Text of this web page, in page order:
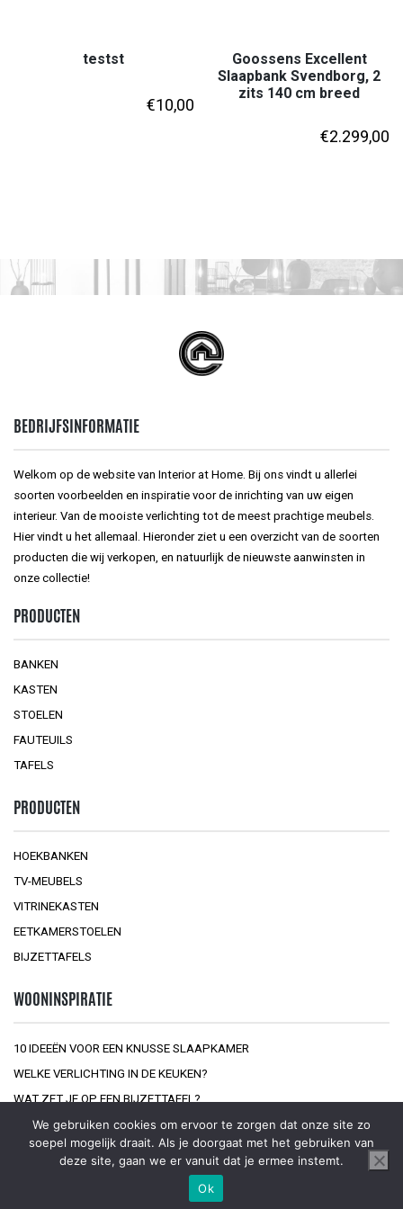
testst
€10,00
Goossens Excellent
Slaapbank Svendborg, 2
zits 140 cm breed
€2.299,00
BEDRIJFSINFORMATIE
Welkom op de website van Interior at Home. Bij ons vindt u allerlei
soorten voorbeelden en inspiratie voor de inrichting van uw eigen
interieur. Van de mooiste verlichting tot de meest prachtige meubels.
Hier vindt u het allemaal. Hieronder ziet u een overzicht van de soorten
producten die wij verkopen, en natuurlijk de nieuwste aanwinsten in
onze collectie!
PRODUCTEN
BANKEN
KASTEN
STOELEN
FAUTEUILS
TAFELS
PRODUCTEN
HOEKBANKEN
TV-MEUBELS
VITRINEKASTEN
EETKAMERSTOELEN
BIJZETTAFELS
WOONINSPIRATIE
10 IDEEËN VOOR EEN KNUSSE SLAAPKAMER
WELKE VERLICHTING IN DE KEUKEN?
WAT ZET JE OP EEN BIJZETTAFEL?
Interior at Home
We gebruiken cookies om ervoor te zorgen dat onze site zo
soepel mogelijk draait. Als je doorgaat met het gebruiken van
deze site, gaan we er vanuit dat je ermee instemt.
Ok